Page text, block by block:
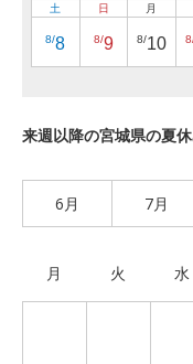
土
8/8
日
8/9
月
8/10
来週以降の宮城県の夏
6月 7月
月 火 水